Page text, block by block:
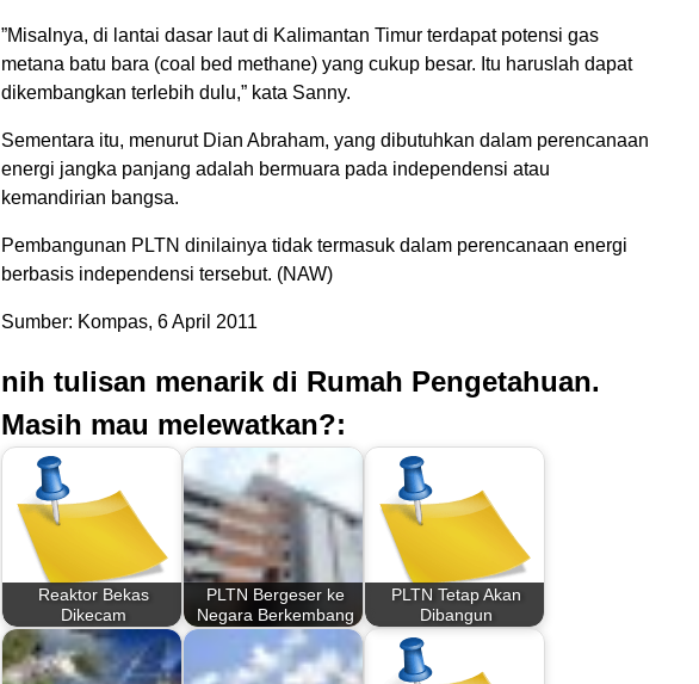
”Misalnya, di lantai dasar laut di Kalimantan Timur terdapat potensi gas
metana batu bara (coal bed methane) yang cukup besar. Itu haruslah dapat
dikembangkan terlebih dulu,” kata Sanny.
Sementara itu, menurut Dian Abraham, yang dibutuhkan dalam perencanaan
energi jangka panjang adalah bermuara pada independensi atau
kemandirian bangsa.
Pembangunan PLTN dinilainya tidak termasuk dalam perencanaan energi
berbasis independensi tersebut. (NAW)
Sumber: Kompas, 6 April 2011
nih tulisan menarik di Rumah Pengetahuan.
Masih mau melewatkan?:
Reaktor Bekas
Dikecam
PLTN Bergeser ke
Negara Berkembang
PLTN Tetap Akan
Dibangun